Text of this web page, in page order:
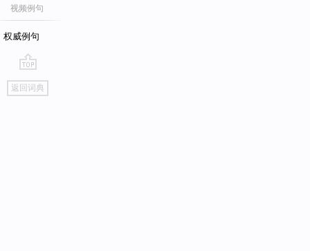
视频例句
权威例句
go
top
返回词典